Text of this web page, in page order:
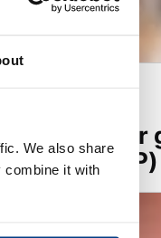
We also share
combine it with
de la mer
(HPP)